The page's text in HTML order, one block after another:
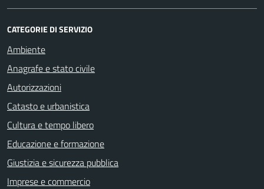
CATEGORIE DI SERVIZIO
Ambiente
Anagrafe e stato civile
Autorizzazioni
Catasto e urbanistica
Cultura e tempo libero
Educazione e formazione
Giustizia e sicurezza pubblica
Imprese e commercio